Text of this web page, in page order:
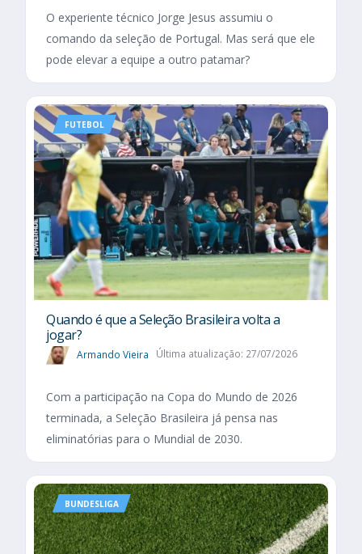
O experiente técnico Jorge Jesus assumiu o
comando da seleção de Portugal. Mas será que ele
pode elevar a equipe a outro patamar?
FUTEBOL
Quando é que a Seleção Brasileira volta a
jogar?
Armando Vieira Última atualização: 27/07/2026
Com a participação na Copa do Mundo de 2026
terminada, a Seleção Brasileira já pensa nas
eliminatórias para o Mundial de 2030.
BUNDESLIGA